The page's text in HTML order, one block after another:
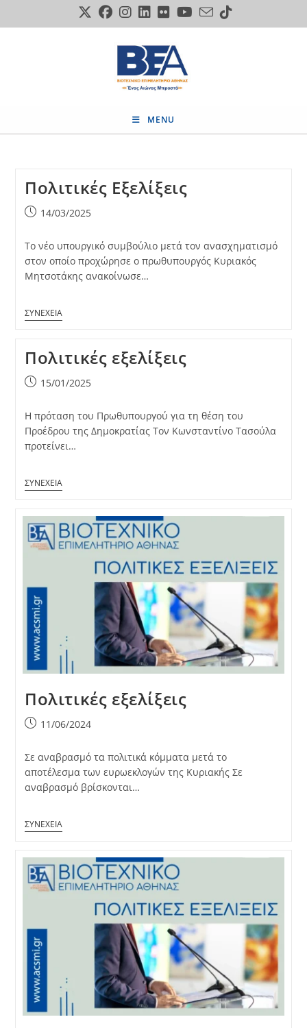
to
MENU
Πολιτικές Εξελίξεις
Post14/03/2025
Το νέο υπουργικό συμβούλιο μετά τον ανασχηματισμό
στον οποίο προχώρησε ο πρωθυπουργός Κυριακός
Μητσοτάκης ανακοίνωσε…
Πολιτικές εξελίξεις
Post15/01/2025
Η πρόταση του Πρωθυπουργού για τη θέση του
Προέδρου της Δημοκρατίας Τον Κωνσταντίνο Τασούλα
προτείνει…
Πολιτικές εξελίξεις
Post11/06/2024
Σε αναβρασμό τα πολιτικά κόμματα μετά το
αποτέλεσμα των ευρωεκλογών της Κυριακής Σε
αναβρασμό βρίσκονται…